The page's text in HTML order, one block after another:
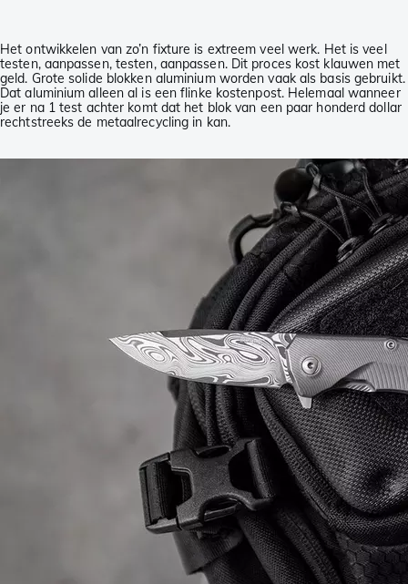
Het ontwikkelen van zo’n fixture is extreem veel werk. Het is veel
testen, aanpassen, testen, aanpassen. Dit proces kost klauwen met
geld. Grote solide blokken aluminium worden vaak als basis gebruikt.
Dat aluminium alleen al is een flinke kostenpost. Helemaal wanneer
je er na 1 test achter komt dat het blok van een paar honderd dollar
rechtstreeks de metaalrecycling in kan.